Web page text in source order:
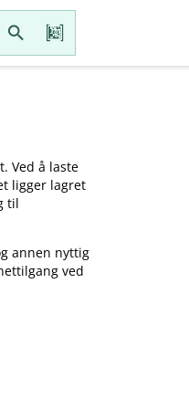
Ved å laste
ligger lagret
til
annen nyttig
ved